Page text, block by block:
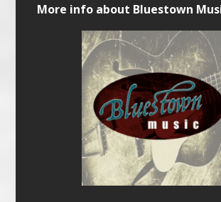
More info about Bluestown